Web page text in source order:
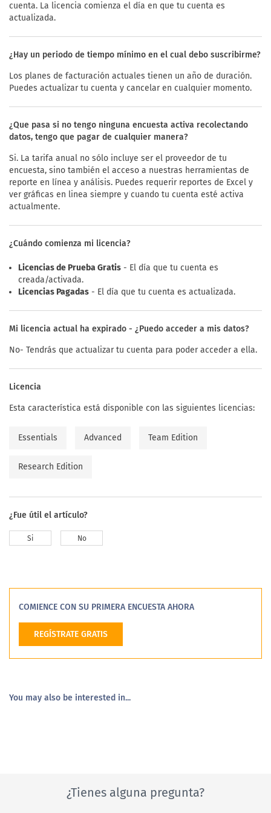
cuenta. La licencia comienza el día en que tu cuenta es
actualizada.
¿Hay un periodo de tiempo mínimo en el cual debo suscribirme?
Los planes de facturación actuales tienen un año de duración.
Puedes actualizar tu cuenta y cancelar en cualquier momento.
¿Que pasa si no tengo ninguna encuesta activa recolectando
datos, tengo que pagar de cualquier manera?
Si. La tarifa anual no sólo incluye ser el proveedor de tu
encuesta, sino también el acceso a nuestras herramientas de
reporte en línea y análisis. Puedes requerir reportes de Excel y
ver gráficas en linea siempre y cuando tu cuenta esté activa
actualmente.
¿Cuándo comienza mi licencia?
Licencias de Prueba Gratis - El día que tu cuenta es
creada/activada.
Licencias Pagadas - El día que tu cuenta es actualizada.
Mi licencia actual ha expirado - ¿Puedo acceder a mis datos?
No- Tendrás que actualizar tu cuenta para poder acceder a ella.
Licencia
Esta característica está disponible con las siguientes licencias:
Essentials Advanced Team Edition
Research Edition
¿Fue útil el artículo?
Si No
COMIENCE CON SU PRIMERA ENCUESTA AHORA
REGÍSTRATE GRATIS
You may also be interested in...
¿Tienes alguna pregunta?